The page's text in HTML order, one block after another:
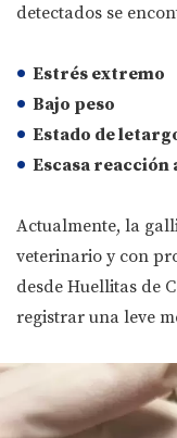
detectados se
Estrés extremo
Bajo peso
Estado de
Escasa reacción
Actualmente, la
veterinario y con
desde Huellitas de
registrar una leve